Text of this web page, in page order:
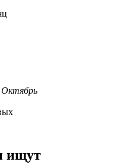
Октябрь
ищут